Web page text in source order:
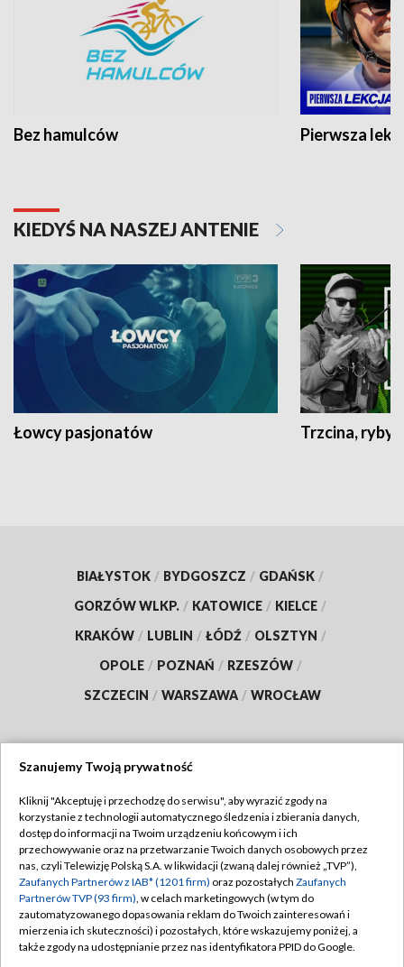
Bez hamulców Pierwsza
KIEDYŚ NA NASZEJ ANTENIE
Łowcy pasjonatów Trzcina, ryby
BIAŁYSTOK / BYDGOSZCZ / GDAŃSK /
GORZÓW WLKP. / KATOWICE / KIELCE /
KRAKÓW / LUBLIN / ŁÓDŹ / OLSZTYN /
OPOLE / POZNAŃ / RZESZÓW /
SZCZECIN / WARSZAWA / WROCŁAW
TVP
Abonament TVP
Emisja w TVP
Centrum informacji TVP
Naziemna Telewizja Cyfrowa
Regulamin TVP
Polityka prywatności
Moje zgody
Pomoc
Szanujemy Twoją prywatność
Kliknij "Akceptuję i przechodzę do serwisu", aby wyrazić zgody na
korzystanie z technologii automatycznego śledzenia i zbierania danych,
dostęp do informacji na Twoim urządzeniu końcowym i ich
przechowywanie oraz na przetwarzanie Twoich danych osobowych przez
nas, czyli Telewizję Polską S.A. w likwidacji (zwaną dalej również „TVP”),
Zaufanych Partnerów z IAB* (1201 firm) oraz pozostałych Zaufanych
Partnerów TVP (93 firm), w celach marketingowych (w tym do
zautomatyzowanego dopasowania reklam do Twoich zainteresowań i
mierzenia ich skuteczności) i pozostałych, które wskazujemy poniżej, a
także zgody na udostępnianie przez nas identyfikatora PPID do Google.